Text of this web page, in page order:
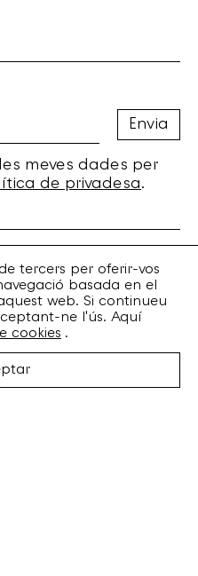
meves dades per
de privadesa.
1
tercers per oferir-vos
basada en el
web. Si continueu
ne l'ús. Aquí
cookies .